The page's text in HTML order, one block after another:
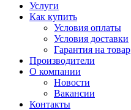
Услуги
Как купить
Условия оплаты
Условия доставки
Гарантия на товар
Производители
О компании
Новости
Вакансии
Контакты